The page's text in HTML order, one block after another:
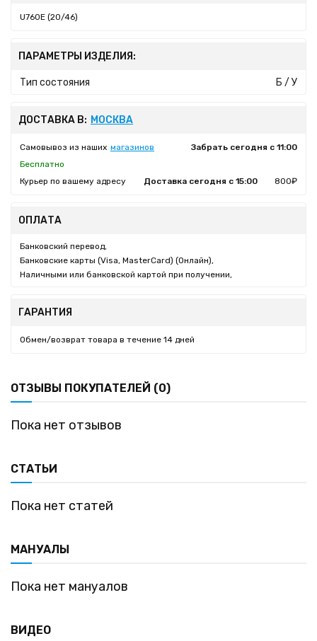
U760E (20/46)
ПАРАМЕТРЫ ИЗДЕЛИЯ:
Тип состояния Б / У
ДОСТАВКА В: МОСКВА
Самовывоз из наших магазинов
Забрать сегодня с 11:00
Бесплатно
Курьер по вашему адресу
Доставка сегодня с 15:00 800₽
ОПЛАТА
Банковский перевод,
Банковские карты (Visa, MasterCard) (Онлайн),
Наличными или банковской картой при получении,
ГАРАНТИЯ
Обмен/возврат товара в течение 14 дней
ОТЗЫВЫ ПОКУПАТЕЛЕЙ (0)
Пока нет отзывов
СТАТЬИ
Пока нет статей
МАНУАЛЫ
Пока нет мануалов
ВИДЕО